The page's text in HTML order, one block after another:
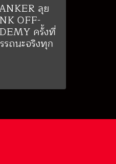
ลุย
OFF-
ครั้งที่
ถนะจริงทุก